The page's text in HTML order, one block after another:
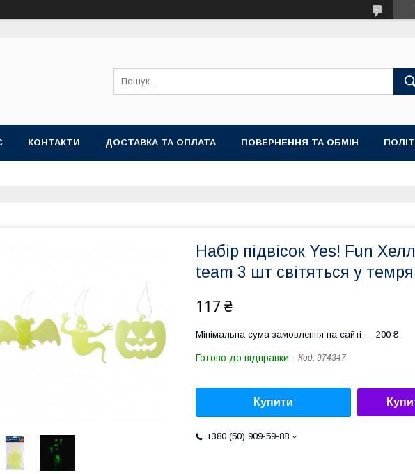
КОНТАКТИ ДОСТАВКА ТА ОПЛАТА ПОВЕРНЕННЯ ТА ОБМІН
Набір підвісок Yes! Fun
team 3 шт світяться у
117 ₴
Мінімальна сума замовлення на сайті — 200 ₴
Готово до відправки Код: 974347
Купити
+380 (50) 909-59-88